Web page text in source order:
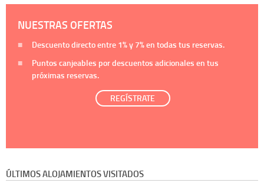
NUESTRAS OFERTAS
Descuento directo entre 1%y 7%en todas tus reservas.
Puntos canjeables por descuentos adicionales en tus
próximas reservas.
REGÍSTRATE
ÚLTIMOS ALOJAMIENTOS VISITADOS